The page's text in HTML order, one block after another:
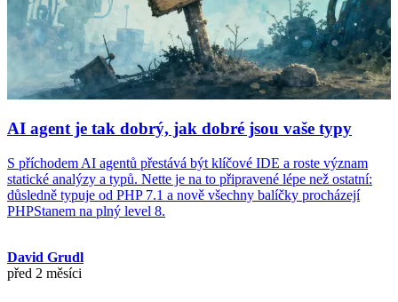
AI agent je tak dobrý, jak dobré jsou vaše typy
S příchodem AI agentů přestává být klíčové IDE a roste význam
statické analýzy a typů. Nette je na to připravené lépe než ostatní:
důsledně typuje od PHP 7.1 a nově všechny balíčky procházejí
PHPStanem na plný level 8.
David Grudl
před 2 měsíci